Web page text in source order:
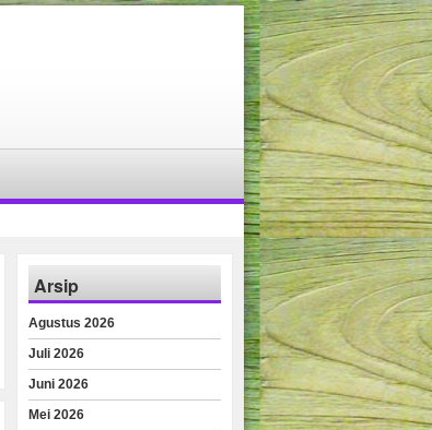
Arsip
Agustus 2026
Juli 2026
Juni 2026
Mei 2026